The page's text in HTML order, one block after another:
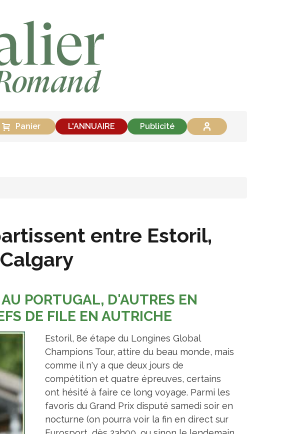
Panier L'ANNUAIRE Publicité
entre Estoril,
PORTUGAL, D'AUTRES EN
DE FILE EN AUTRICHE
Estoril, 8e étape du Longines Global
Champions Tour, attire du beau monde, mais
comme il n'y a que deux jours de
compétition et quatre épreuves, certains
ont hésité à faire ce long voyage. Parmi les
favoris du Grand Prix disputé samedi soir en
nocturne (on pourra voir la fin en direct sur